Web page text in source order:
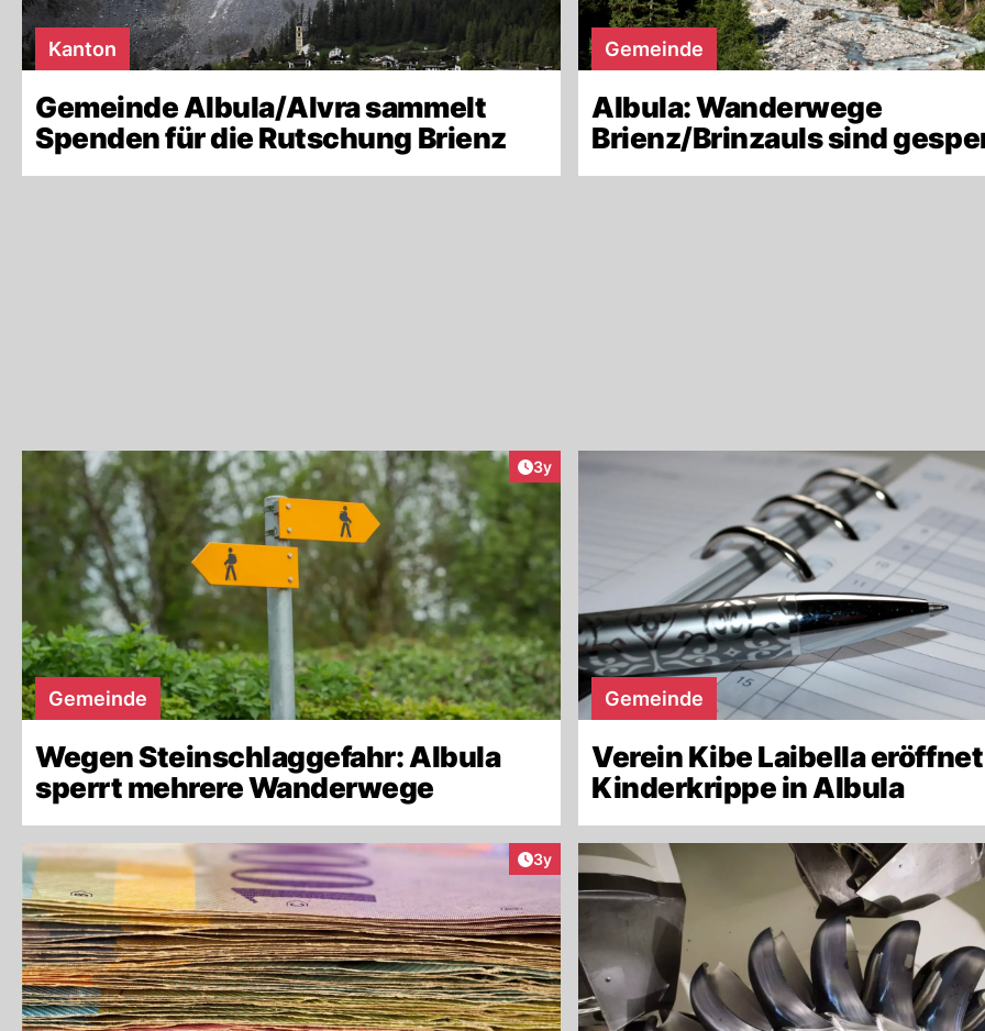
Kanton
Gemeinde Albula/Alvra sammelt
Spenden für die Rutschung Brienz
Gemeinde
Albula: Wanderwege
Brienz/Brinzauls sind
Artikel veröffentlicht:
3y
Gemeinde
Wegen Steinschlaggefahr: Albula
sperrt mehrere Wanderwege
Gemeinde
Verein Kibe Laibella
Kinderkrippe in Albula
Artikel veröffentlicht:
3y